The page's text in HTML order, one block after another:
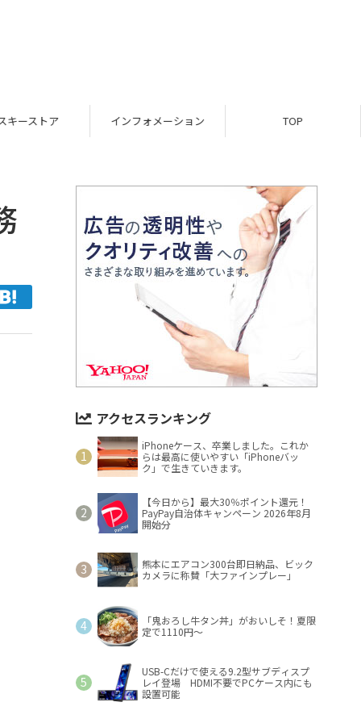
キーストア インフォメーション TOP
アクセスランキング
iPhoneケース、卒業しました。これか
らは最高に使いやすい「iPhoneバッ
ク」で生きていきます。
【今日から】最大30％ポイント還元！
PayPay自治体キャンペーン 2026年8月
開始分
熊本にエアコン300台即日納品、ビック
カメラに称賛「大ファインプレー」
「鬼おろし牛タン丼」がおいしそ！夏限
定で1110円～
USB-Cだけで使える9.2型サブディスプ
レイ登場 HDMI不要でPCケース内にも
設置可能